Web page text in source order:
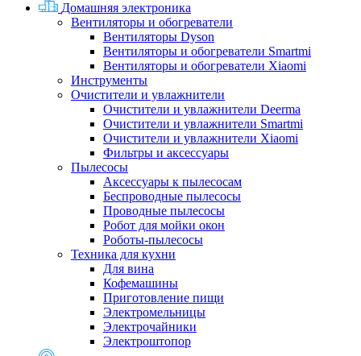
Домашняя электроника
Вентиляторы и обогреватели
Вентиляторы Dyson
Вентиляторы и обогреватели Smartmi
Вентиляторы и обогреватели Xiaomi
Инструменты
Очистители и увлажнители
Очистители и увлажнители Deerma
Очистители и увлажнители Smartmi
Очистители и увлажнители Xiaomi
Фильтры и аксессуары
Пылесосы
Аксессуары к пылесосам
Беспроводные пылесосы
Проводные пылесосы
Робот для мойки окон
Роботы-пылесосы
Техника для кухни
Для вина
Кофемашины
Приготовление пищи
Электромельницы
Электрочайники
Электроштопор